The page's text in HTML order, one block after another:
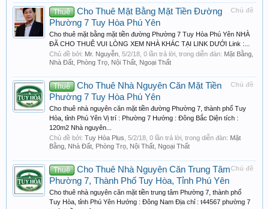
Chủ đề
Thuê
Cho Thuê Mặt Bằng Mặt Tiền Đường
Phường 7 Tuy Hòa Phú Yên
Cho thuê mặt bằng mặt tiền đường Phường 7 Tuy Hòa Phú Yên NHÀ
ĐÃ CHO THUÊ VUI LÒNG XEM NHÀ KHÁC TẠI LINK DƯỚI Link :...
Chủ đề bởi: Mr. Nguyễn 5/2/18 , 0 lần trả lời, trong diễn đàn: Mặt Bằng,
Nhà Đất, Phòng Trọ, Nội Thất, Ngoại Thất
Chủ đề
Thuê
Cho Thuê Nhà Nguyên Căn Mặt Tiền
Phường 7 Tuy Hòa Phú Yên
Cho thuê nhà nguyên căn mặt tiền đường Phường 7, thành phố Tuy
Hòa, tỉnh Phú Yên Vị trí : Phường 7 Hướng : Đông Bắc Diện tích :
120m2 Nhà nguyên...
Chủ đề bởi: Tuy Hòa Plus 5/2/18 , 0 lần trả lời, trong diễn đàn: Mặt
Bằng, Nhà Đất, Phòng Trọ, Nội Thất, Ngoại Thất
Chủ đề
Thuê
Cho Thuê Nhà Nguyên Căn Trung Tâm
Phường 7, Thành Phố Tuy Hòa, Tỉnh Phú Yên
Cho thuê nhà nguyên căn mặt tiền trung tâm Phường 7, thành phố
Tuy Hòa, tỉnh Phú Yên Hướng : Đông Nam Địa chỉ : t44567 phường 7